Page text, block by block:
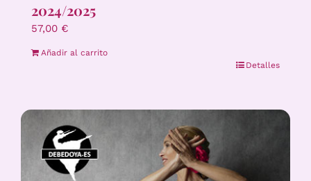
2024/2025
57,00 €
Añadir al carrito
Detalles